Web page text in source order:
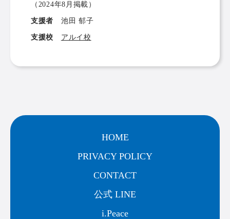
（2024年8月掲載）
支援者 池田 郁子
支援校 アルイ校
HOME
PRIVACY POLICY
CONTACT
公式 LINE
i.Peace